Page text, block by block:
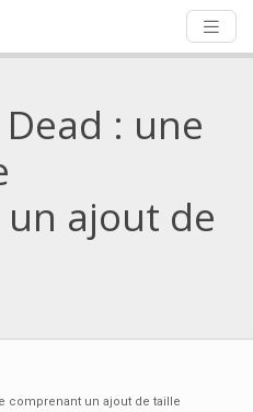
: une
ajout de
comprenant un ajout de taille